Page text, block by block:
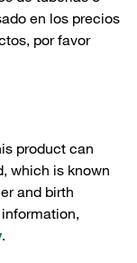
en los precios
por favor
product can
which is known
and birth
.